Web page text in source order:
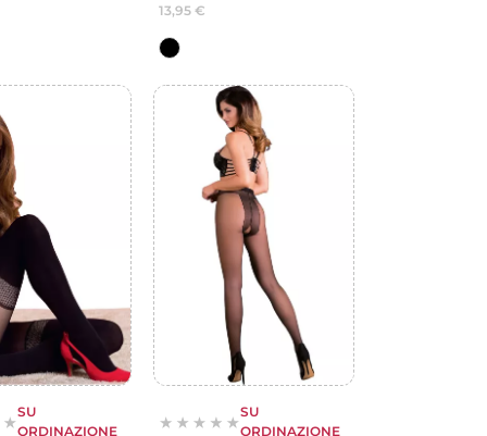
13,95 €
SU
ORDINAZIONE
SU
ORDINAZIONE